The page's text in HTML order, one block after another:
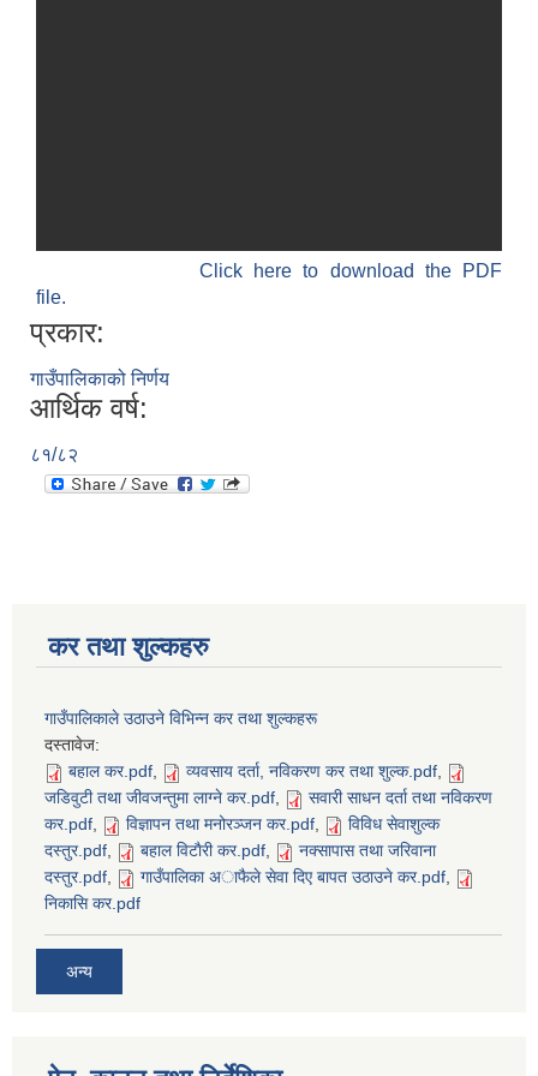
Click here to download the PDF
file.
प्रकार:
गाउँपालिकाको निर्णय
आर्थिक वर्ष:
८१/८२
कर तथा शुल्कहरु
गाउँपालिकाले उठाउने विभिन्न कर तथा शुल्कहरू
दस्तावेज:
बहाल कर.pdf, व्यवसाय दर्ता, नविकरण कर तथा शुल्क.pdf,
जडिवुटी तथा जीवजन्तुमा लाग्ने कर.pdf,
सवारी साधन दर्ता तथा नविकरण
कर.pdf, विज्ञापन तथा मनोरञ्जन कर.pdf,
विविध सेवाशुल्क
दस्तुर.pdf, बहाल विटाैरी कर.pdf,
नक्सापास तथा जरिवाना
दस्तुर.pdf, गाउँपालिका अाफैले सेवा दिए बापत उठाउने कर.pdf,
निकासि कर.pdf
अन्य